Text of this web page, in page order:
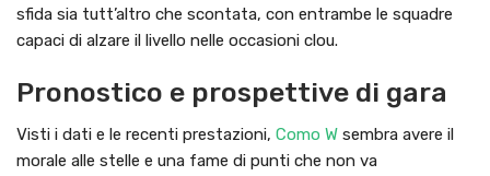
sfida sia tutt’altro che scontata, con entrambe le squadre
capaci di alzare il livello nelle occasioni clou.
Pronostico e prospettive di gara
Visti i dati e le recenti prestazioni, Como W sembra avere il
morale alle stelle e una fame di punti che non va